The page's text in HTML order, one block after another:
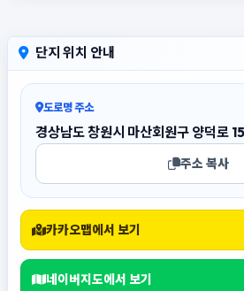
단지 위치 안내
도로명 주소
경상남도 창원시 마산회원구 양덕로
주소 복사
카카오맵에서 보기
네이버지도에서 보기